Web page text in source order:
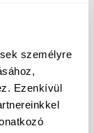
személyre
Ezenkívül
esetén, nem
nem teljes
Gépközvetítő
weboldalon